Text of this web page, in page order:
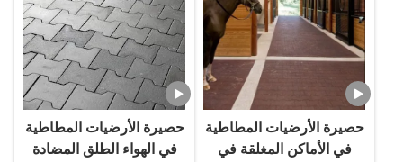
حصيرة الأرضيات المطاطية
في الأماكن المغلقة في
حصيرة الأرضيات المطاطية
في الهواء الطلق المضادة